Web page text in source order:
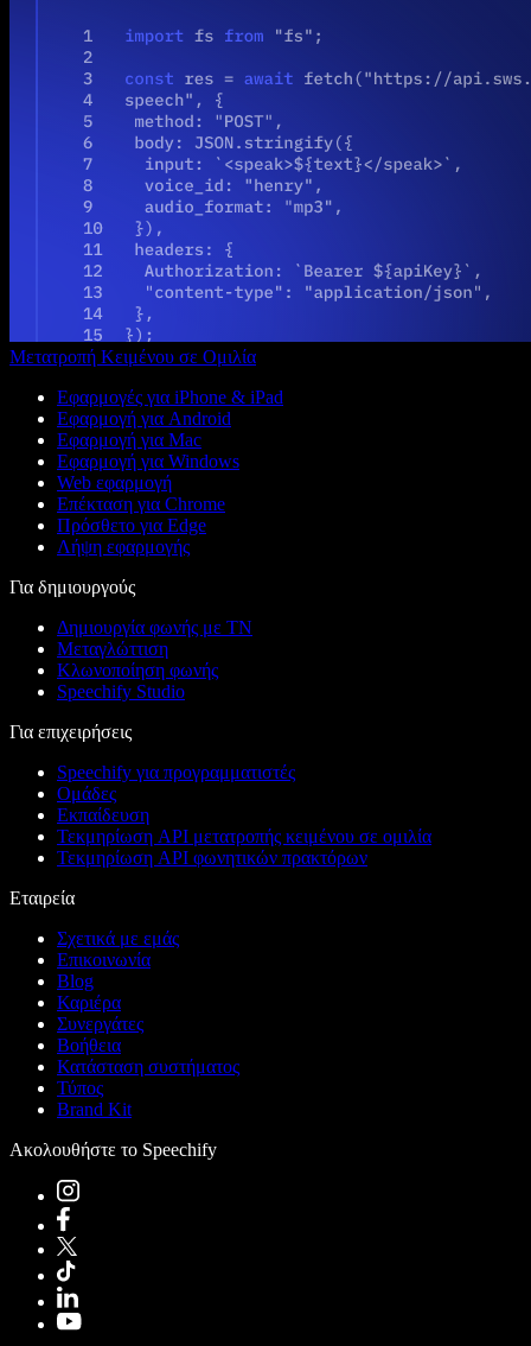
Μετατροπή Κειμένου σε Ομιλία
Εφαρμογές για iPhone & iPad
Εφαρμογή για Android
Εφαρμογή για Mac
Εφαρμογή για Windows
Web εφαρμογή
Επέκταση για Chrome
Πρόσθετο για Edge
Λήψη εφαρμογής
Για δημιουργούς
Δημιουργία φωνής με ΤΝ
Μεταγλώττιση
Κλωνοποίηση φωνής
Speechify Studio
Για επιχειρήσεις
Speechify για προγραμματιστές
Ομάδες
Εκπαίδευση
Τεκμηρίωση API μετατροπής κειμένου σε ομιλία
Τεκμηρίωση API φωνητικών πρακτόρων
Εταιρεία
Σχετικά με εμάς
Επικοινωνία
Blog
Καριέρα
Συνεργάτες
Βοήθεια
Κατάσταση συστήματος
Τύπος
Brand Kit
Ακολουθήστε το Speechify